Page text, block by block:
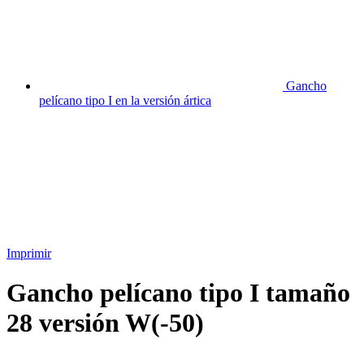
Gancho
pelícano tipo I en la versión ártica
Imprimir
Gancho pelícano tipo I tamaño
28 versión W(-50)